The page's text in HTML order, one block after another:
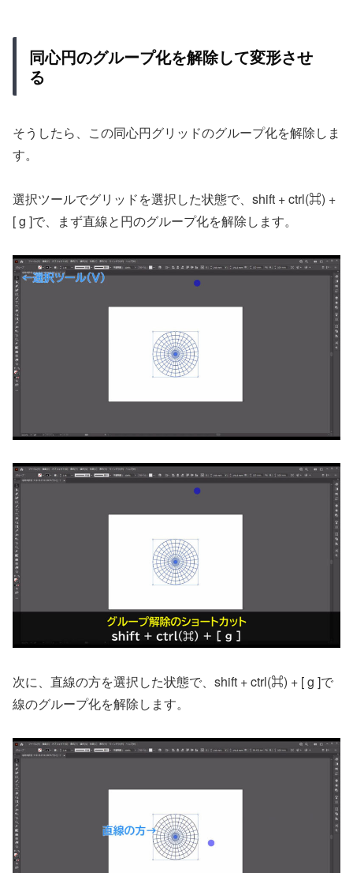
同心円のグループ化を解除して変形させ
る
そうしたら、この同心円グリッドのグループ化を解除しま
す。
選択ツールでグリッドを選択した状態で、shift + ctrl(⌘) +
[ g ]で、まず直線と円のグループ化を解除します。
次に、直線の方を選択した状態で、shift + ctrl(⌘) + [ g ]で
線のグループ化を解除します。